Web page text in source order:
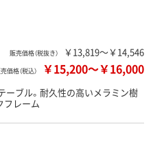
販売価格（税抜き） ￥13,819～￥14,546
価格（税込） ￥15,200～￥16,000
ーブル。耐久性の高いメラミン樹
フレーム